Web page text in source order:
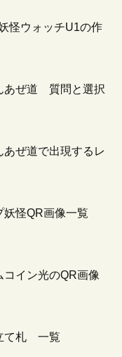
怪ウォッチU1の作
あぜ道 質問と選択
ぜ道で出現するレ
怪QR画像一覧
イン光のQR画像
て札 一覧